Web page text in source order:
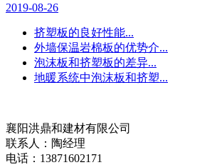
2019-08-26
挤塑板的良好性能...
外墙保温岩棉板的优势介...
泡沫板和挤塑板的差异...
地暖系统中泡沫板和挤塑...
襄阳洪鼎和建材有限公司
联系人：陶经理
电话：13871602171